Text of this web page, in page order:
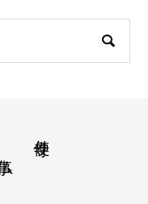
寺便り